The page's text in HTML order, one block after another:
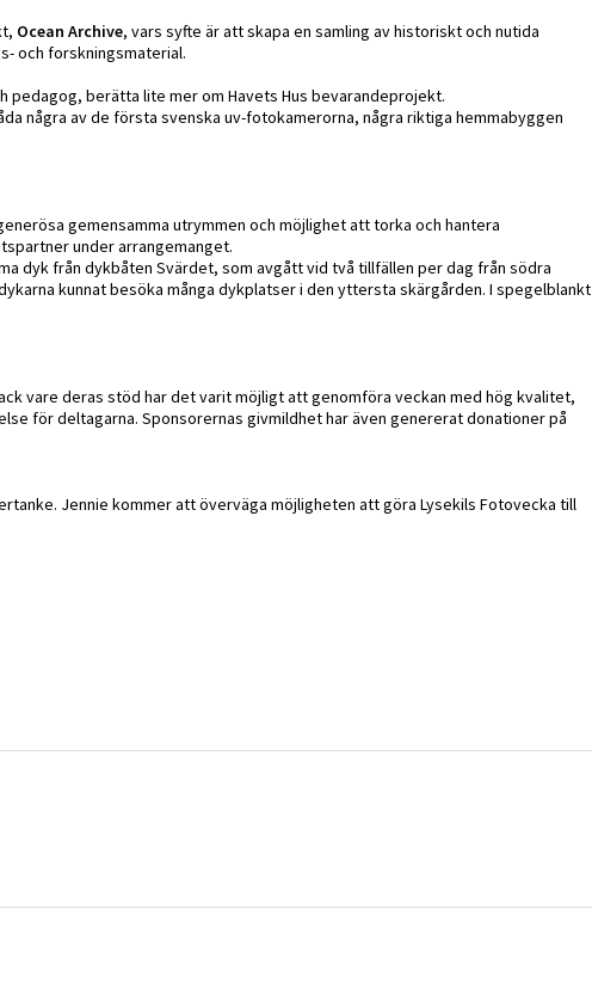
Ocean Archive, vars syfte är att skapa en samling av historiskt och nutida
och forskningsmaterial.
pedagog, berätta lite mer om Havets Hus bevarandeprojekt.
några av de första svenska uv-fotokamerorna, några riktiga hemmabyggen
gemensamma utrymmen och möjlighet att torka och hantera
under arrangemanget.
dyk från dykbåten Svärdet, som avgått vid två tillfällen per dag från södra
kunnat besöka många dykplatser i den yttersta skärgården. I spegelblankt
vare deras stöd har det varit möjligt att genomföra veckan med hög kvalitet,
för deltagarna. Sponsorernas givmildhet har även genererat donationer på
Jennie kommer att överväga möjligheten att göra Lysekils Fotovecka till